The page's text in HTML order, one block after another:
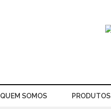
QUEM SOMOS PRODUTOS